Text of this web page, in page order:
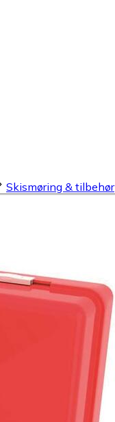
Skismøring & tilbehør